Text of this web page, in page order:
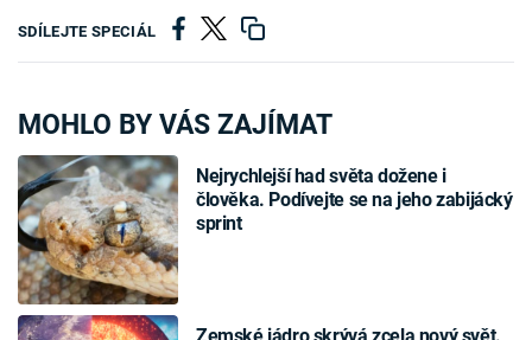
SDÍLEJTE SPECIÁL
MOHLO BY VÁS ZAJÍMAT
Nejrychlejší had světa dožene i
člověka. Podívejte se na jeho zabijácký
sprint